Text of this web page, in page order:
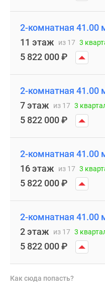
2-комнатная 41.00
11 этаж из 17 3
5 822 000₽
2-комнатная 41.00
7 этаж из 17 3
5 822 000₽
2-комнатная 41.00
16 этаж из 17 3
5 822 000₽
2-комнатная 41.00
2 этаж из 17 3
5 822 000₽
Как сюда попасть?